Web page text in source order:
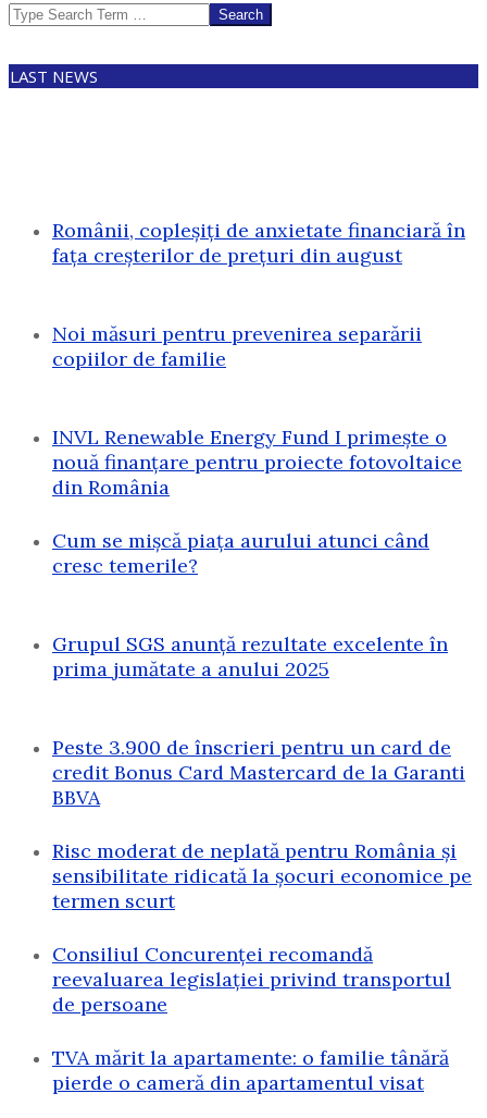
Search
LAST NEWS
Românii, copleșiți de anxietate financiară în
fața creșterilor de prețuri din august
Noi măsuri pentru prevenirea separării
copiilor de familie
INVL Renewable Energy Fund I primește o
nouă finanțare pentru proiecte fotovoltaice
din România
Cum se mișcă piața aurului atunci când
cresc temerile?
Grupul SGS anunță rezultate excelente în
prima jumătate a anului 2025
Peste 3.900 de înscrieri pentru un card de
credit Bonus Card Mastercard de la Garanti
BBVA
Risc moderat de neplată pentru România și
sensibilitate ridicată la șocuri economice pe
termen scurt
Consiliul Concurenței recomandă
reevaluarea legislației privind transportul
de persoane
TVA mărit la apartamente: o familie tânără
pierde o cameră din apartamentul visat